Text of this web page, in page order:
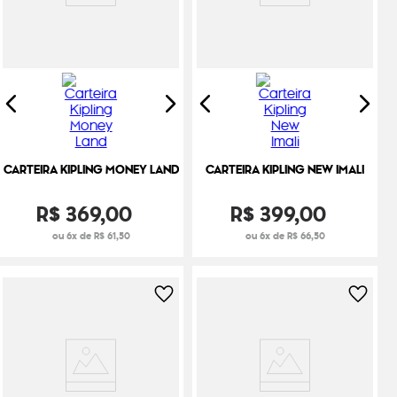
CARTEIRA KIPLING MONEY LAND
R$369,00
ou 6x de R$ 61,50
CARTEIRA KIPLING NEW IMALI
R$399,00
ou 6x de R$ 66,50